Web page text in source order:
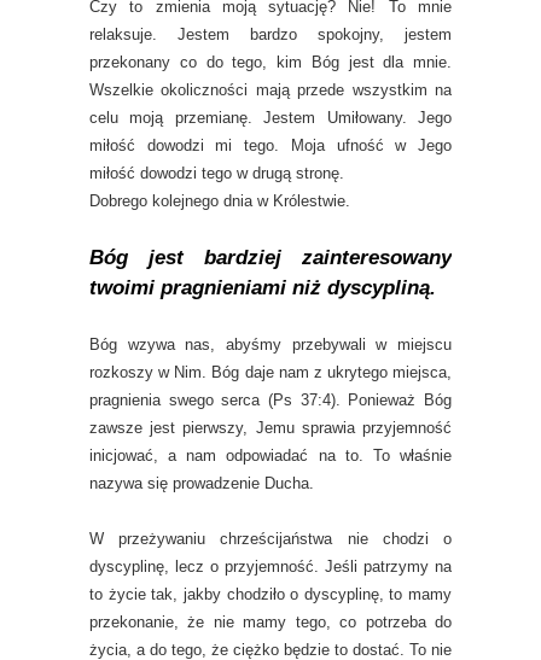
Czy to zmienia moją sytuację? Nie! To mnie
relaksuje. Jestem bardzo spokojny, jestem
przekonany co do tego, kim Bóg jest dla mnie.
Wszelkie okoliczności mają przede wszystkim na
celu moją przemianę. Jestem Umiłowany. Jego
miłość dowodzi mi tego. Moja ufność w Jego
miłość dowodzi tego w drugą stronę.
Dobrego kolejnego dnia w Królestwie.
Bóg jest bardziej zainteresowany
twoimi pragnieniami niż dyscypliną.
Bóg wzywa nas, abyśmy przebywali w miejscu
rozkoszy w Nim. Bóg daje nam z ukrytego miejsca,
pragnienia swego serca (Ps 37:4). Ponieważ Bóg
zawsze jest pierwszy, Jemu sprawia przyjemność
inicjować, a nam odpowiadać na to. To właśnie
nazywa się prowadzenie Ducha.
W przeżywaniu chrześcijaństwa nie chodzi o
dyscyplinę, lecz o przyjemność. Jeśli patrzymy na
to życie tak, jakby chodziło o dyscyplinę, to mamy
przekonanie, że nie mamy tego, co potrzeba do
życia, a do tego, że ciężko będzie to dostać. To nie